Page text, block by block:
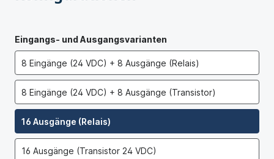
Eingangs- und Ausgangsvarianten
8 Eingänge (24 VDC) + 8 Ausgänge (Relais)
8 Eingänge (24 VDC) + 8 Ausgänge (Transistor)
16 Ausgänge (Relais)
16 Ausgänge (Transistor 24 VDC)